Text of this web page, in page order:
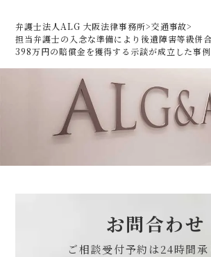
弁護士法人ALG 大阪法律事務所>交通事故>
担当弁護士の入念な準備により後遺障害等級併
398万円の賠償金を獲得する示談が成立した事例
お問合わせ
ご相談受付予約は24時間承